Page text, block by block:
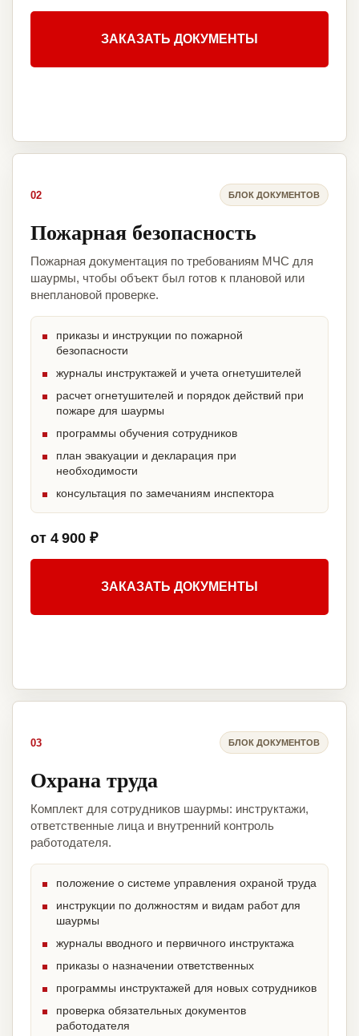
ЗАКАЗАТЬ ДОКУМЕНТЫ
02 БЛОК ДОКУМЕНТОВ
Пожарная безопасность
Пожарная документация по требованиям МЧС для
шаурмы, чтобы объект был готов к плановой или
внеплановой проверке.
приказы и инструкции по пожарной
безопасности
журналы инструктажей и учета огнетушителей
расчет огнетушителей и порядок действий при
пожаре для шаурмы
программы обучения сотрудников
план эвакуации и декларация при
необходимости
консультация по замечаниям инспектора
от 4 900 ₽
ЗАКАЗАТЬ ДОКУМЕНТЫ
03 БЛОК ДОКУМЕНТОВ
Охрана труда
Комплект для сотрудников шаурмы: инструктажи,
ответственные лица и внутренний контроль
работодателя.
положение о системе управления охраной труда
инструкции по должностям и видам работ для
шаурмы
журналы вводного и первичного инструктажа
приказы о назначении ответственных
программы инструктажей для новых сотрудников
проверка обязательных документов
работодателя